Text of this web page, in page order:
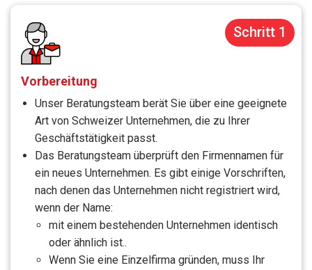
Schritt 1
Vorbereitung
Unser Beratungsteam berät Sie über eine geeignete
Art von Schweizer Unternehmen, die zu Ihrer
Geschäftstätigkeit passt.
Das Beratungsteam überprüft den Firmennamen für
ein neues Unternehmen. Es gibt einige Vorschriften,
nach denen das Unternehmen nicht registriert wird,
wenn der Name:
mit einem bestehenden Unternehmen identisch
oder ähnlich ist..
Wenn Sie eine Einzelfirma gründen, muss Ihr